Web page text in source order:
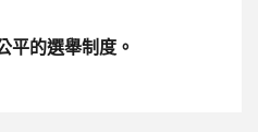
平的選舉制度。